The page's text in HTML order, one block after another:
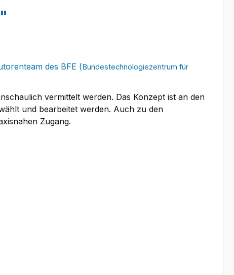
des BFE ( Bundestechnologiezentrum für
vermittelt werden. Das Konzept ist an den
und bearbeitet werden. Auch zu den
Zugang.